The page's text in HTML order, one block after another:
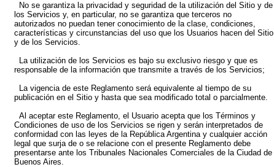
No se garantiza la privacidad y seguridad de la utilización del Sitio y de
los Servicios y, en particular, no se garantiza que terceros no
autorizados no puedan tener conocimiento de la clase, condiciones,
características y circunstancias del uso que los Usuarios hacen del Sitio
y de los Servicios.
La utilización de los Servicios es bajo su exclusivo riesgo y que es
responsable de la información que transmite a través de los Servicios;
La vigencia de este Reglamento será equivalente al tiempo de su
publicación en el Sitio y hasta que sea modificado total o parcialmente.
Al aceptar este Reglamento, el Usuario acepta que los Términos y
Condiciones de uso de los Servicios se rigen y serán interpretados de
conformidad con las leyes de la República Argentina y cualquier acción
legal que surja de o se relacione con el presente Reglamento debe
presentarse ante los Tribunales Nacionales Comerciales de la Ciudad de
Buenos Aires.